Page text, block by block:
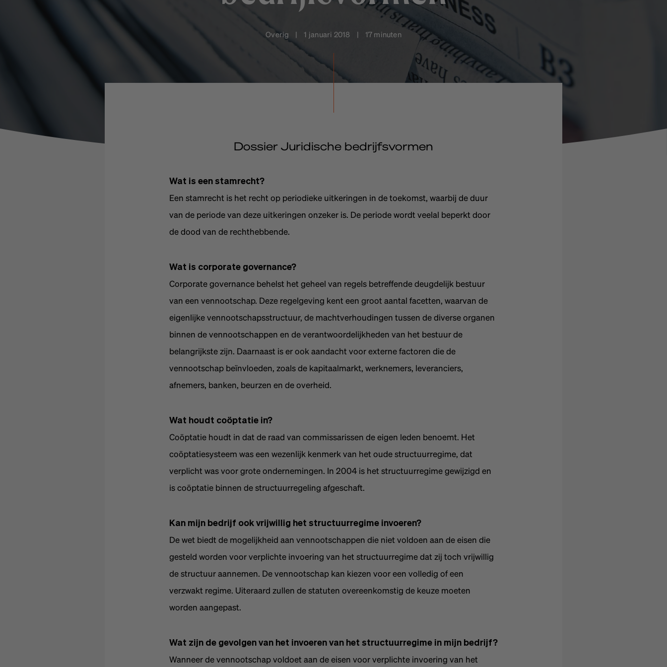
Overig | 1 januari 2018 | 17 minuten
Dossier Juridische bedrijfsvormen
Wat is een stamrecht?
Een stamrecht is het recht op periodieke uitkeringen in de toekomst, waarbij de duur
van de periode van deze uitkeringen onzeker is. De periode wordt veelal beperkt door
de dood van de rechthebbende.
Wat is corporate governance?
Corporate governance behelst het geheel van regels betreffende deugdelijk bestuur
van een vennootschap. Deze regelgeving kent een groot aantal facetten, waarvan de
eigenlijke vennootschapsstructuur, de machtverhoudingen tussen de diverse organen
binnen de vennootschappen en de verantwoordelijkheden van het bestuur de
belangrijkste zijn. Daarnaast is er ook aandacht voor externe factoren die de
vennootschap beïnvloeden, zoals de kapitaalmarkt, werknemers, leveranciers,
afnemers, banken, beurzen en de overheid.
Wat houdt coöptatie in?
Coöptatie houdt in dat de raad van commissarissen de eigen leden benoemt. Het
coöptatiesysteem was een wezenlijk kenmerk van het oude structuurregime, dat
verplicht was voor grote ondernemingen. In 2004 is het structuurregime gewijzigd en
is coöptatie binnen de structuurregeling afgeschaft.
Kan mijn bedrijf ook vrijwillig het structuurregime invoeren?
De wet biedt de mogelijkheid aan vennootschappen die niet voldoen aan de eisen die
gesteld worden voor verplichte invoering van het structuurregime dat zij toch vrijwillig
de structuur aannemen. De vennootschap kan kiezen voor een volledig of een
verzwakt regime. Uiteraard zullen de statuten overeenkomstig de keuze moeten
worden aangepast.
Wat zijn de gevolgen van het invoeren van het structuurregime in mijn bedrijf?
Wanneer de vennootschap voldoet aan de eisen voor verplichte invoering van het